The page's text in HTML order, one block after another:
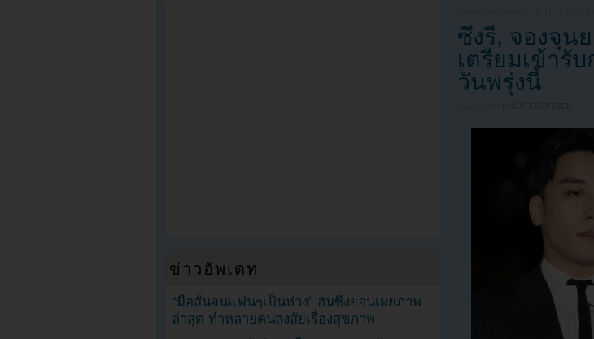
ซึงรี, จองจุน
เตรียมเข้ารั
วันพรุ่งนี้
UNCATEGORIZED
ข่าวอัพเดท
“มือสั่นจนแฟนๆเป็นห่วง” ฮันซึงยอนเผยภาพ
ล่าสุด ทำหลายคนสงสัยเรื่องสุขภาพ